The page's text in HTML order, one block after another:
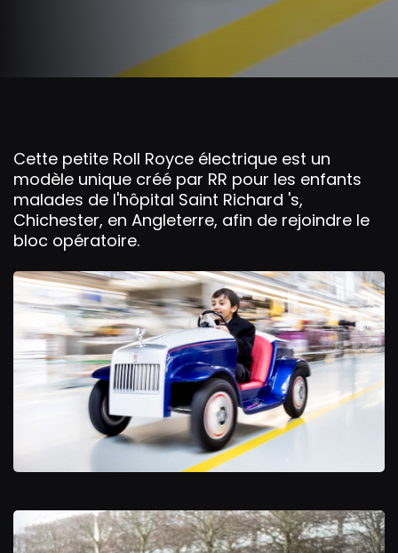
Cette petite Roll Royce électrique est un
modèle unique créé par RR pour les enfants
malades de l'hôpital Saint Richard 's,
Chichester, en Angleterre, afin de rejoindre le
bloc opératoire.